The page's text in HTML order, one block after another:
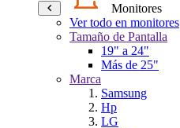
Monitores
Ver todo en monitores
Tamaño de Pantalla
19" a 24"
Más de 25"
Marca
Samsung
Hp
LG